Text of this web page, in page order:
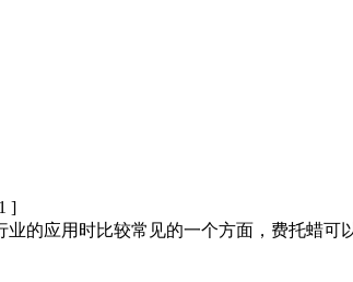
]
的应用时比较常见的一个方面，费托蜡可